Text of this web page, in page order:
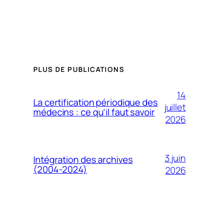
PLUS DE PUBLICATIONS
La certification périodique des
médecins : ce qu’il faut savoir
14
juillet
2026
Intégration des archives
(2004-2024)
3 juin
2026